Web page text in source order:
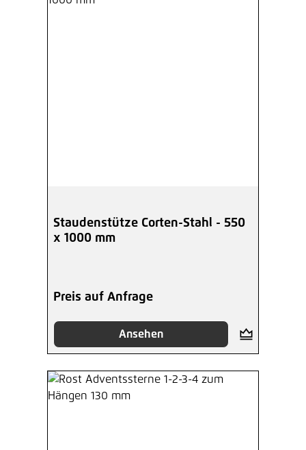
Staudenstütze Corten-Stahl - 550
x 1000 mm
Preis auf Anfrage
Ansehen